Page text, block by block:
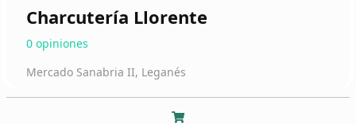
Charcutería Llorente
0 opiniones
Mercado Sanabria II, Leganés